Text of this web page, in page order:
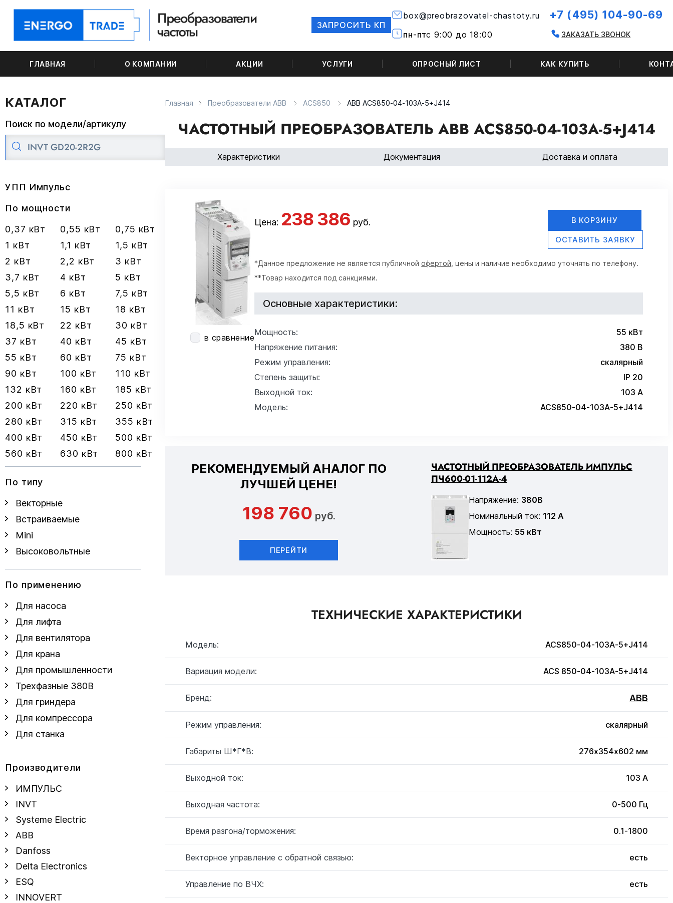
ЗАПРОСИТЬ КП
box@preobrazovatel-chastoty.ru +7 (495) 104-90-69
пн-птс 9:00 до 18:00 ЗАКАЗАТЬ ЗВОНОК
ГЛАВНАЯ О КОМПАНИИ АКЦИИ УСЛУГИ ОПРОСНЫЙ ЛИСТ КАК КУПИТЬ
КАТАЛОГ Главная Преобразователи ABB ACS850 ABB ACS850-04-103A-5+J414
Поиск по модели/артикулу
УПП Импульс
По мощности
0,37 кВт
0,55 кВт
0,75 кВт
1 кВт
1,1 кВт
1,5 кВт
2 кВт
2,2 кВт
3 кВт
3,7 кВт
4 кВт
5 кВт
5,5 кВт
6 кВт
7,5 кВт
11 кВт
15 кВт
18 кВт
18,5 кВт
22 кВт
30 кВт
37 кВт
40 кВт
45 кВт
55 кВт
60 кВт
75 кВт
90 кВт
100 кВт
110 кВт
132 кВт
160 кВт
185 кВт
200 кВт
220 кВт
250 кВт
280 кВт
315 кВт
355 кВт
400 кВт
450 кВт
500 кВт
560 кВт
630 кВт 800 кВт
По типу
Векторные
Встраиваемые
Mini
Высоковольтные
По применению
Для насоса
Для лифта
Для вентилятора
Для крана
Для промышленности
Трехфазные 380В
Для гриндера
Для компрессора
Для станка
Производители
ИМПУЛЬС
INVT
Systeme Electric
ABB
Danfoss
Delta Electronics
ESQ
INNOVERT
ЧАСТОТНЫЙ ПРЕОБРАЗОВАТЕЛЬ ABB ACS850-04-103A-5+J414
Характеристики Документация Доставка и оплата
в сравнение
Цена: 238 386 руб. В КОРЗИНУ
ОСТАВИТЬ ЗАЯВКУ
*Данное предложение не является публичной офертой , цены и наличие необходимо уточнять по телефону.
**Товар находится под санкциями.
Основные характеристики:
Мощность:
55 кВт
Напряжение питания:
380 В
Режим управления:
скалярный
Степень защиты:
IP 20
Выходной ток:
103 А
Модель:
ACS850-04-103A-5+J414
РЕКОМЕНДУЕМЫЙ АНАЛОГ ПО
ЛУЧШЕЙ ЦЕНЕ!
198 760 руб.
ПЕРЕЙТИ
ЧАСТОТНЫЙ ПРЕОБРАЗОВАТЕЛЬ ИМПУЛЬС
ПЧ600-01-112А-4
Напряжение: 380В
Номинальный ток: 112 А
Мощность: 55 кВт
ТЕХНИЧЕСКИЕ ХАРАКТЕРИСТИКИ
Модель: ACS850-04-103A-5+J414
Вариация модели: ACS 850-04-103A-5+J414
Бренд: ABB
Режим управления: скалярный
Габариты Ш*Г*В: 276x354x602 мм
Выходной ток: 103 А
Выходная частота: 0-500 Гц
Время разгона/торможения: 0.1-1800
Векторное управление с обратной связью: есть
Управление по ВЧХ: есть